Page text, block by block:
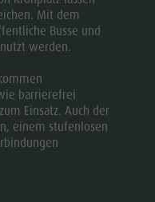
Mit dem
Busse und
werden.
barrierefrei
Einsatz. Auch der
einem stufenlosen